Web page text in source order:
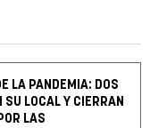
LA PANDEMIA: DOS
SU LOCAL Y CIERRAN
LAS